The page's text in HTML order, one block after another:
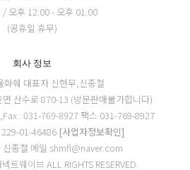
/ 오후 12:00 - 오후 01:00
(공휴일 휴무)
회사 정보
화훼 대표자 신현무,신종철
산수로 870-13 (방문판매불가합니다)
: 031-769-8927 팩스 031-769-8927
01-46486 [사업자정보확인]
종철 메일 shmfl@naver.com
트웨이브 ALL RIGHTS RESERVED.